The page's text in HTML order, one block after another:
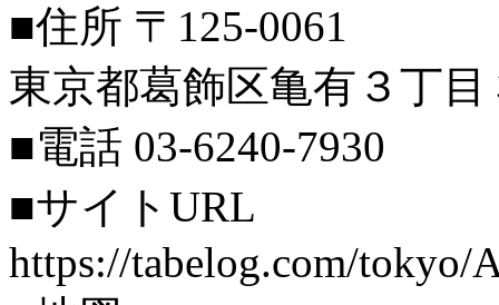
■住所 〒125-0061
東京都葛飾区亀有３丁
■電話 03-6240-7930
■サイトURL
https://tabelog.com/tokyo/